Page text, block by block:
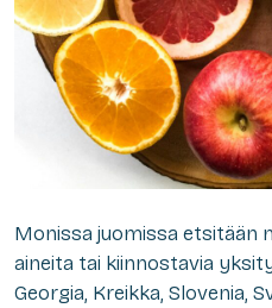
Monissa juomissa etsitään
aineita tai kiinnostavia
Georgia, Kreikka, Slovenia,